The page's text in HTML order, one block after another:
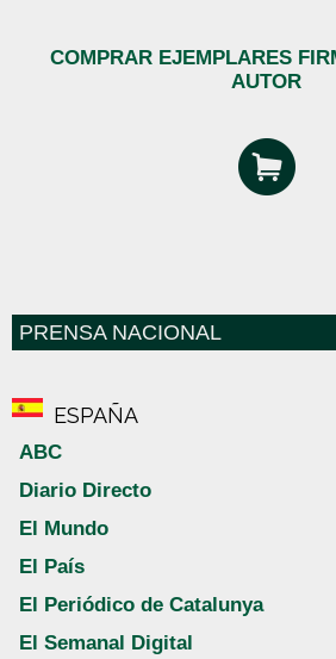
COMPRAR EJEMPLARES
AUTOR
PRENSA NACIONAL
ESPAÑA
ABC
Diario Directo
El Mundo
El País
El Periódico de Catalunya
El Semanal Digital